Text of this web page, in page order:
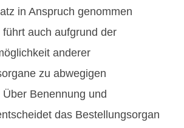
in Anspruch genommen
auch aufgrund der
anderer
zu abwegigen
Benennung und
das Bestellungsorgan